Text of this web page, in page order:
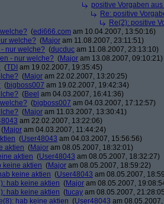
positive Vorgaben
Re: positive
Re(2): positive
(edi666.com am 10.04.2007, 13:50:16)
welche? (Major am 11.08.2007, 23:11:51)
- nur welche? (ducduc am 11.08.2007, 23:13:10)
- nur welche? (Major am 13.08.2007, 09:10:21)
(TDI am 19.02.2007, 19:35:45)
(Major am 22.02.2007, 13:20:25)
(bigboss007 am 19.02.2007, 19:42:34)
(Beel am 04.03.2007, 16:41:36)
(bigboss007 am 04.03.2007, 17:12:57)
(Major am 11.03.2007, 13:30:41)
am 22.02.2007, 13:22:06)
(Major am 04.03.2007, 11:44:24)
(User48043 am 04.03.2007, 15:56:56)
aktien (Major am 08.05.2007, 18:32:01)
aktien (User48043 am 08.05.2007, 18:32:27)
keine aktien (Major am 08.05.2007, 18:59:22)
keine aktien (User48043 am 08.05.2007,
hab keine aktien (Major am 08.05.2007,
hab keine aktien (tucay am 08.05.2007,
hab keine aktien (User48043 am